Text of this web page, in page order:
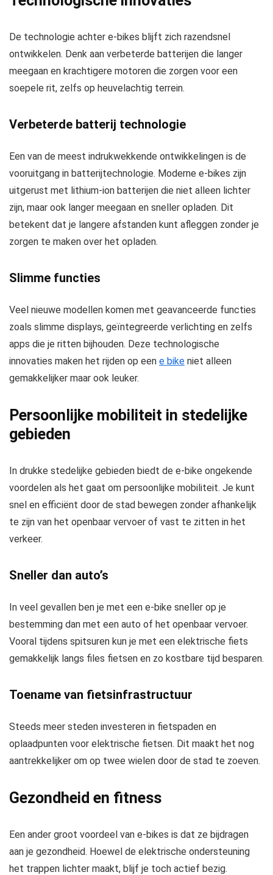
De technologie achter e-bikes blijft zich razendsnel
ontwikkelen. Denk aan verbeterde batterijen die langer
meegaan en krachtigere motoren die zorgen voor een
soepele rit, zelfs op heuvelachtig terrein.
Verbeterde batterij technologie
Een van de meest indrukwekkende ontwikkelingen is de
vooruitgang in batterijtechnologie. Moderne e-bikes zijn
uitgerust met lithium-ion batterijen die niet alleen lichter
zijn, maar ook langer meegaan en sneller opladen. Dit
betekent dat je langere afstanden kunt afleggen zonder je
zorgen te maken over het opladen.
Slimme functies
Veel nieuwe modellen komen met geavanceerde functies
zoals slimme displays, geïntegreerde verlichting en zelfs
apps die je ritten bijhouden. Deze technologische
innovaties maken het rijden op een e bike niet alleen
gemakkelijker maar ook leuker.
Persoonlijke mobiliteit in stedelijke
gebieden
In drukke stedelijke gebieden biedt de e-bike ongekende
voordelen als het gaat om persoonlijke mobiliteit. Je kunt
snel en efficiënt door de stad bewegen zonder afhankelijk
te zijn van het openbaar vervoer of vast te zitten in het
verkeer.
Sneller dan auto’s
In veel gevallen ben je met een e-bike sneller op je
bestemming dan met een auto of het openbaar vervoer.
Vooral tijdens spitsuren kun je met een elektrische fiets
gemakkelijk langs files fietsen en zo kostbare tijd besparen.
Toename van fietsinfrastructuur
Steeds meer steden investeren in fietspaden en
oplaadpunten voor elektrische fietsen. Dit maakt het nog
aantrekkelijker om op twee wielen door de stad te zoeven.
Gezondheid en fitness
Een ander groot voordeel van e-bikes is dat ze bijdragen
aan je gezondheid. Hoewel de elektrische ondersteuning
het trappen lichter maakt, blijf je toch actief bezig.